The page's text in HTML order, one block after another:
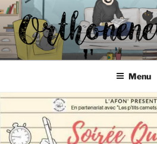
Aller
contenu
principal
ORTHONENETTE
Les p'tits carnets d'Orthonenette
Menu